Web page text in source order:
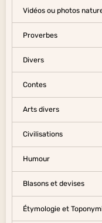
Vidéos ou photos
Proverbes
Divers
Contes
Arts divers
Civilisations
Humour
Blasons et devises
Étymologie et